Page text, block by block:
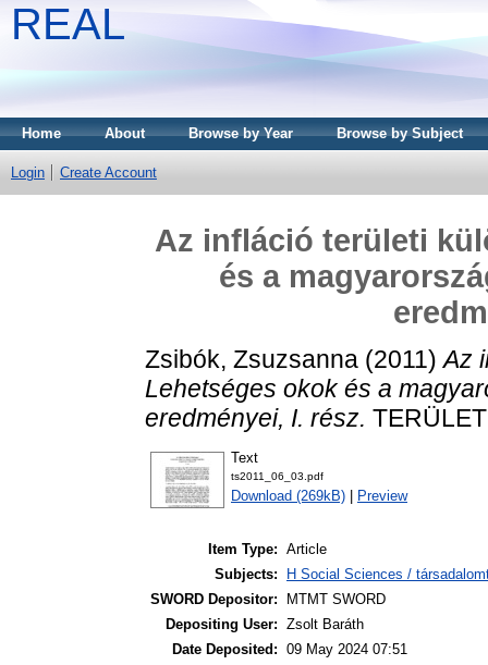
REAL
Home About Browse by Year Browse by Subject
Login Create Account
Az infláció területi
és a
Zsibók, Zsuzsanna (2011)Az
Lehetséges okok és a
eredményei, I. rész.
Text
ts2011_06_03.pdf
Download (269kB) Preview
Item Type: Article
Subjects:
H Social Sciences /
SWORD Depositor:
MTMT SWORD
Depositing User: Zsolt Baráth
Date Deposited: 09 May 2024 07:51